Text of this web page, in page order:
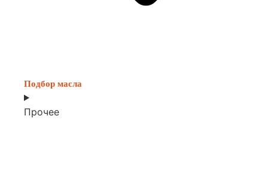
Подбор масла
Прочее